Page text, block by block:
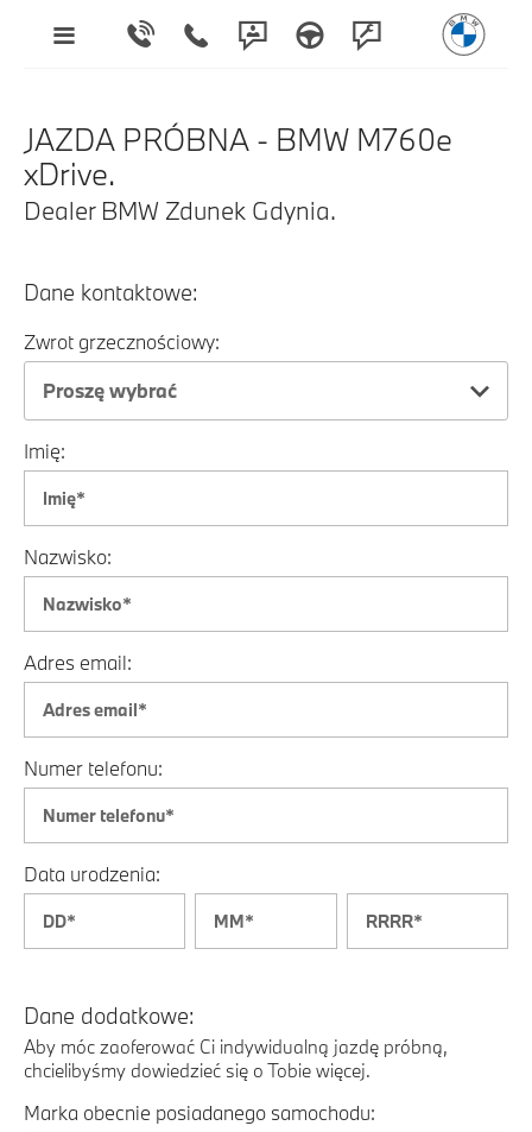
JAZDA PRÓBNA - BMW M760e
xDrive.
Dealer BMW Zdunek Gdynia.
Dane kontaktowe:
Zwrot grzecznościowy:
Proszę wybrać
Imię:
Nazwisko:
Adres email:
Numer telefonu:
Data urodzenia:
Dane dodatkowe:
Aby móc zaoferować Ci indywidualną jazdę próbną,
chcielibyśmy dowiedzieć się o Tobie więcej.
Marka obecnie posiadanego samochodu: